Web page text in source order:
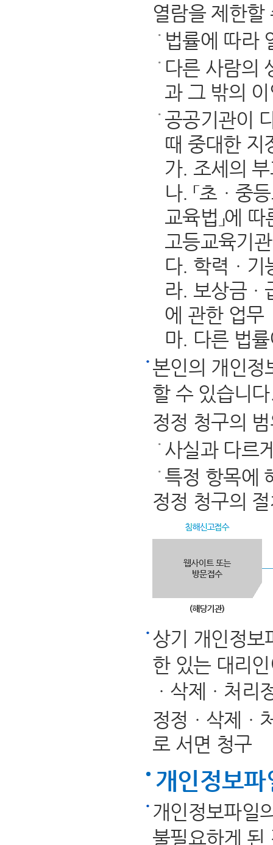
열람을 제한할
법률에 따라
다른 사람의
과 그 밖의
공공기관이
때 중대한 지
가. 조세의
나. 「초ㆍ중
교육법」에
고등교육기
다. 학력ㆍ기
라. 보상금ㆍ
에 관한 업무
마. 다른 법
본인의 개인정
할 수 있습니
정정 청구의
사실과 다르
특정 항목에
정정 청구의 절
상기 개인정보
한 있는 대리
ㆍ삭제ㆍ처리
정정ㆍ삭제ㆍ
로 서면 청구
개인정보
개인정보파일
불필요하게 된